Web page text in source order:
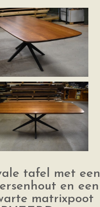
tafel met een
en een
matrixpoot